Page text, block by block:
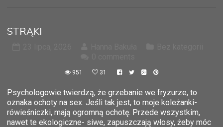
STRĄKI
951 31
Psychologowie twierdzą, że grzebanie we fryzurze, to
oznaka ochoty na sex. Jeśli tak jest, to moje koleżanki-
rówieśniczki, mają ogromną ochotę. Przede wszystkim,
nawet te ekologiczne- siwe, zapuszczają włosy, żeby móc